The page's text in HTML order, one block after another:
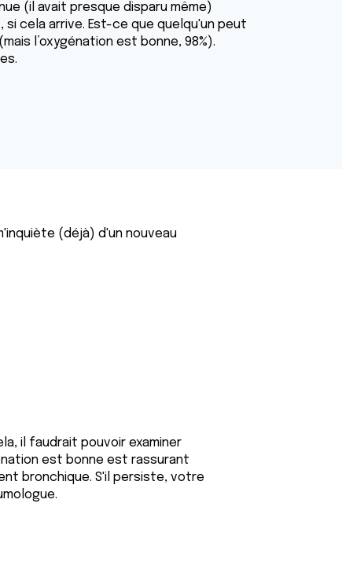
(il avait presque disparu même)
si cela arrive. Est-ce que quelqu'un peut
l’oxygénation est bonne, 98%).
(déjà) d'un nouveau
il faudrait pouvoir examiner
est bonne est rassurant
bronchique. S'il persiste, votre